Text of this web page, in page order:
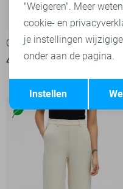
Object Broek
42,00 59,99
Terug
"Weigeren". Meer
cookie- en
je instellingen
onder aan de pagina.
Instellen